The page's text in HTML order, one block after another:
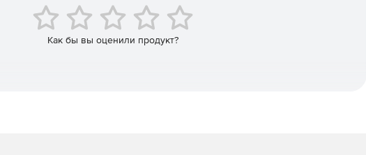
многотомных архивов) при сжатии. WinZip Mac Edition обеспечивает
которые дают возможность послать заархивированные файлы по
из окна WinZip, использующего фактически любой адрес
Как бы вы оценили продукт?